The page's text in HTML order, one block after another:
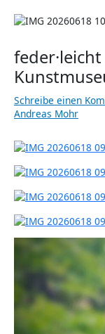
Schreibe einen
Andreas Mohr